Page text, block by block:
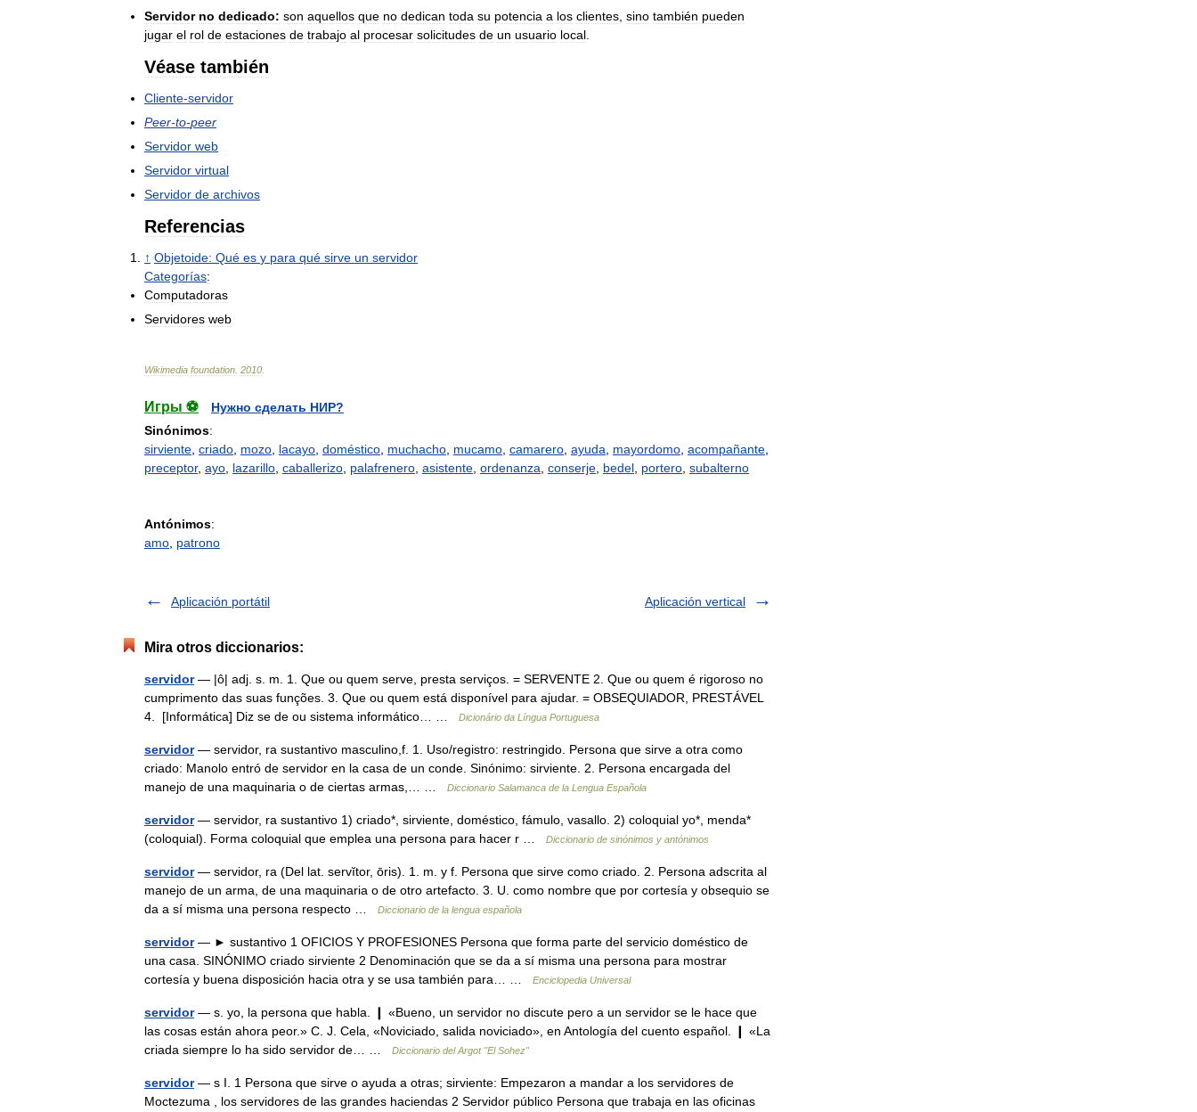
Servidor no dedicado: son aquellos que no dedican toda su potencia a los clientes sino también pueden
jugar el rol de estaciones de trabajo al procesar solicitudes de un usuario local
Véase también
Cliente-servidor
Peer-to-peer
Servidor web
Servidor virtual
Servidor de archivos
Referencias
↑ Objetoide: Qué es y para qué sirve un servidor
Categorías:
Computadoras
Servidores web
Wikimedia foundation 2010
Игры ⚽
Нужно сделать НИР?
Sinónimos:
sirviente criado mozo lacayo doméstico muchacho mucamo camarero ayuda mayordomo acompañante
preceptor, ayo lazarillo caballerizo palafrenero asistente ordenanza conserje bedel portero subalterno
Antónimos:
amo patrono
Aplicación portátil Aplicación vertical
Mira otros diccionarios:
servidor— |ô| adj. s. m. 1. Que ou quem serve, presta serviços. = SERVENTE 2. Que ou quem é rigoroso no
cumprimento das suas funções. 3. Que ou quem está disponível para ajudar. = OBSEQUIADOR, PRESTÁVEL
4. [Informática] Diz se de ou sistema informático… …
Dicionário da Língua Portuguesa
servidor— servidor, ra sustantivo masculino,f. 1. Uso/registro: restringido. Persona que sirve a otra como
criado: Manolo entró de servidor en la casa de un conde. Sinónimo: sirviente. 2. Persona encargada del
manejo de una maquinaria o de ciertas armas,… …
Diccionario Salamanca de la Lengua Española
servidor— servidor, ra sustantivo 1) criado*, sirviente, doméstico, fámulo, vasallo. 2) coloquial yo*, menda*
(coloquial). Forma coloquial que emplea una persona para hacer r …
Diccionario de sinónimos y antónimos
servidor— servidor, ra (Del lat. servĭtor, ōris). 1. m. y f. Persona que sirve como criado. 2. Persona adscrita al
manejo de un arma, de una maquinaria o de otro artefacto. 3. U. como nombre que por cortesía y obsequio se
da a sí misma una persona respecto …
Diccionario de la lengua española
servidor— ► sustantivo 1 OFICIOS Y PROFESIONES Persona que forma parte del servicio doméstico de
una casa. SINÓNIMO criado sirviente 2 Denominación que se da a sí misma una persona para mostrar
cortesía y buena disposición hacia otra y se usa también para… …
Enciclopedia Universal
servidor— s. yo, la persona que habla. ❙ «Bueno, un servidor no discute pero a un servidor se le hace que
las cosas están ahora peor.» C. J. Cela, «Noviciado, salida noviciado», en Antología del cuento español. ❙ «La
criada siempre lo ha sido servidor de… …
Diccionario del Argot "El Sohez"
servidor— s I. 1 Persona que sirve o ayuda a otras; sirviente: Empezaron a mandar a los servidores de
Moctezuma , los servidores de las grandes haciendas 2 Servidor público Persona que trabaja en las oficinas